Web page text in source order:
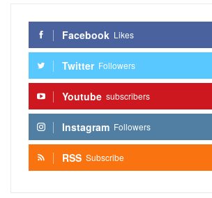
Facebook Likes
Twitter Followers
Youtube subscribers
Instagram Followers
RSS Subscribe